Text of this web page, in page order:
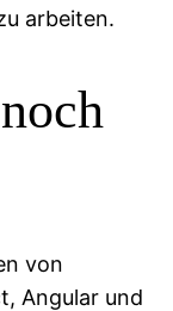
arbeiten.
von
Angular und